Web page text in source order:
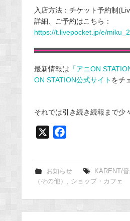
入店方法：チケット予約制
詳細、ご予約はこちら：
https://t.livepocket.jp/e/miku_2
最新情報は 「アニON
ON STATION公式サイト をチ
それでは引き続き続報まで少
e
b
o
o
お知らせ KARENT/
（その他）
, ショップ・カフェ